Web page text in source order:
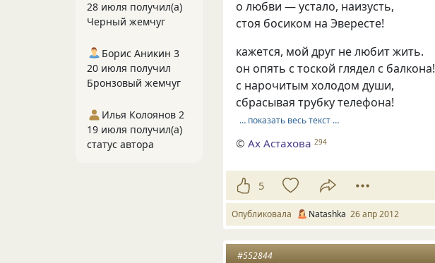
о любви — устало, наизусть,
стоя босиком на Эвересте!
кажется, мой друг не любит жить.
он опять с тоской глядел с балкона!
с нарочитым холодом души,
сбрасывая трубку телефона!
… показать весь текст …
©Ах Астахова 294
5
Опубликовала Natashka 26 апр 2012
#552844
28 июля получил(а)
Черный жемчуг
Борис Аникин 3
20 июля получил
Бронзовый жемчуг
Илья Колоянов 2
19 июля получил(а)
статус автора